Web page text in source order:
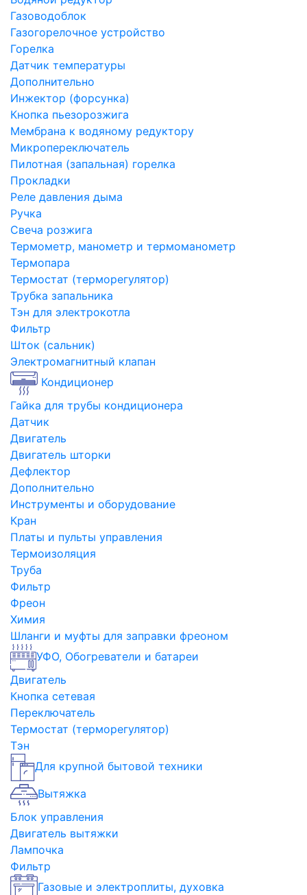
Газоводоблок
Газогорелочное устройство
Горелка
Датчик температуры
Дополнительно
Инжектор (форсунка)
Кнопка пьезорозжига
Мембрана к водяному редуктору
Микропереключатель
Пилотная (запальная) горелка
Прокладки
Реле давления дыма
Ручка
Свеча розжига
Термометр, манометр и термоманометр
Термопара
Термостат (терморегулятор)
Трубка запальника
Тэн для электрокотла
Фильтр
Шток (сальник)
Электромагнитный клапан
Кондиционер
Гайка для трубы кондиционера
Датчик
Двигатель
Двигатель шторки
Дефлектор
Дополнительно
Инструменты и оборудование
Кран
Платы и пульты управления
Термоизоляция
Труба
Фильтр
Фреон
Химия
Шланги и муфты для заправки фреоном
УФО, Обогреватели и батареи
Двигатель
Кнопка сетевая
Переключатель
Термостат (терморегулятор)
Тэн
Для крупной бытовой техники
Вытяжка
Блок управления
Двигатель вытяжки
Лампочка
Фильтр
Газовые и электроплиты, духовка